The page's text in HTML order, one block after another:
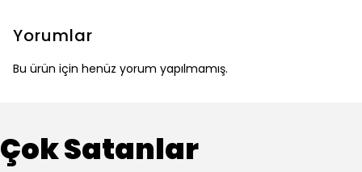
Yorumlar
Bu ürün için henüz yorum yapılmamış.
Çok Satanlar